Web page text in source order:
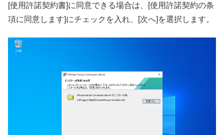
[使用許諾契約書]に同意できる場合は、[使用許諾契約の条
項に同意します]にチェックを入れ、[次へ]を選択します。